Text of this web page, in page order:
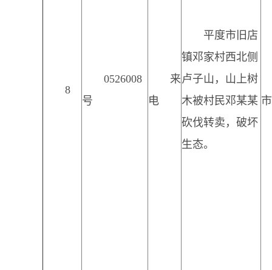
8
0526008
号
来
电
平度市旧店
镇邓家村西北侧
卢子山，山上树
木被村民邓某某
砍伐转卖，破坏
生态。
市